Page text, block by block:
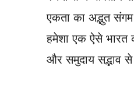
एकता का अद्भुत
हमेशा एक ऐसे भारत
और समुदाय सद्भाव